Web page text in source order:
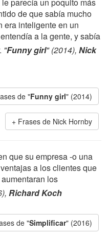
de que sabía mucho
era inteligente en un
a la gente, y sabía
"Funny girl" (2014), Nick
de "Funny girl" (2014)
Frases de Nick Hornby
que su empresa -o una
a los clientes que
los
Richard Koch
de "Simplificar" (2016)